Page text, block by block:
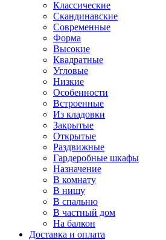
Классические
Скандинавские
Современные
Форма
Высокие
Квадратные
Угловые
Низкие
Особенности
Встроенные
Из кладовки
Закрытые
Открытые
Раздвижные
Гардеробные шкафы
Назначение
В комнату
В нишу
В спальню
В частный дом
На балкон
Доставка и оплата